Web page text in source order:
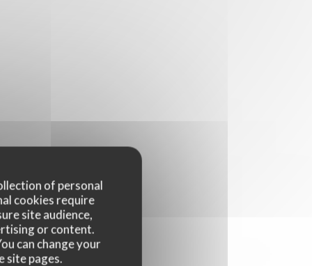
of personal
cookies require
site audience,
or content.
can change your
site pages.